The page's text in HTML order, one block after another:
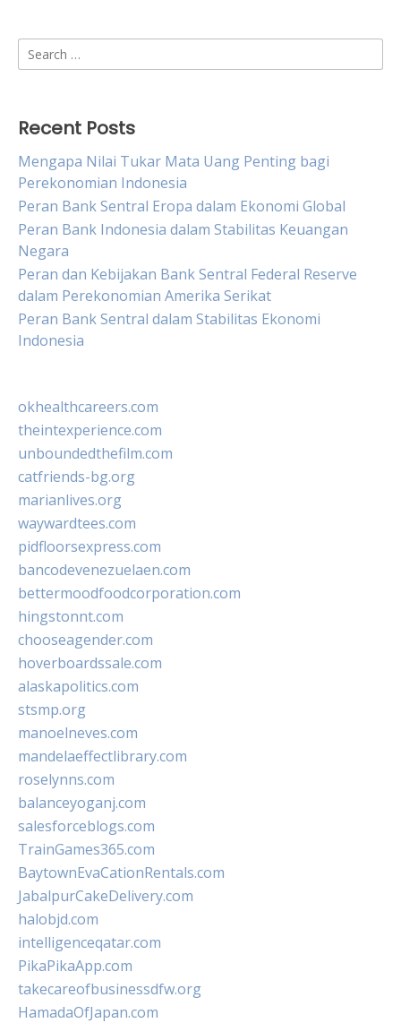
Search
for:
Recent Posts
Mengapa Nilai Tukar Mata Uang Penting bagi
Perekonomian Indonesia
Peran Bank Sentral Eropa dalam Ekonomi Global
Peran Bank Indonesia dalam Stabilitas Keuangan
Negara
Peran dan Kebijakan Bank Sentral Federal Reserve
dalam Perekonomian Amerika Serikat
Peran Bank Sentral dalam Stabilitas Ekonomi
Indonesia
okhealthcareers.com
theintexperience.com
unboundedthefilm.com
catfriends-bg.org
marianlives.org
waywardtees.com
pidfloorsexpress.com
bancodevenezuelaen.com
bettermoodfoodcorporation.com
hingstonnt.com
chooseagender.com
hoverboardssale.com
alaskapolitics.com
stsmp.org
manoelneves.com
mandelaeffectlibrary.com
roselynns.com
balanceyoganj.com
salesforceblogs.com
TrainGames365.com
BaytownEvaCationRentals.com
JabalpurCakeDelivery.com
halobjd.com
intelligenceqatar.com
PikaPikaApp.com
takecareofbusinessdfw.org
HamadaOfJapan.com